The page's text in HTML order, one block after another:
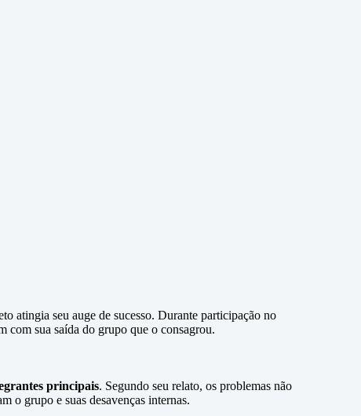
atingia seu auge de sucesso. Durante participação no
com sua saída do grupo que o consagrou.
principais. Segundo seu relato, os problemas não
o grupo e suas desavenças internas.